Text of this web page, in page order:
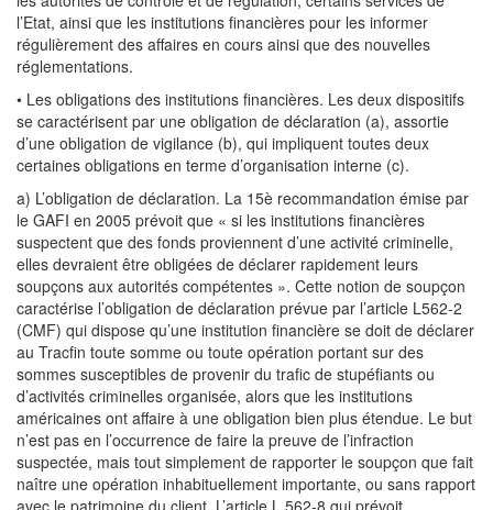
l’Etat, ainsi que les institutions financières pour les informer
régulièrement des affaires en cours ainsi que des nouvelles
réglementations.
• Les obligations des institutions financières. Les deux dispositifs
se caractérisent par une obligation de déclaration (a), assortie
d’une obligation de vigilance (b), qui impliquent toutes deux
certaines obligations en terme d’organisation interne (c).
a) L’obligation de déclaration. La 15è recommandation émise par
le GAFI en 2005 prévoit que « si les institutions financières
suspectent que des fonds proviennent d’une activité criminelle,
elles devraient être obligées de déclarer rapidement leurs
soupçons aux autorités compétentes ». Cette notion de soupçon
caractérise l’obligation de déclaration prévue par l’article L562-2
(CMF) qui dispose qu’une institution financière se doit de déclarer
au Tracfin toute somme ou toute opération portant sur des
sommes susceptibles de provenir du trafic de stupéfiants ou
d’activités criminelles organisée, alors que les institutions
américaines ont affaire à une obligation bien plus étendue. Le but
n’est pas en l’occurrence de faire la preuve de l’infraction
suspectée, mais tout simplement de rapporter le soupçon que fait
naître une opération inhabituellement importante, ou sans rapport
avec le patrimoine du client. L’article L 562-8 qui prévoit